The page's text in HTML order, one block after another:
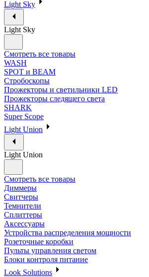
Light Sky
Light Sky
Смотреть все товары
WASH
SPOT и BEAM
Стробоскопы
Прожекторы и светильники LED
Прожекторы следящего света
SHARK
Super Scope
Light Union
Light Union
Смотреть все товары
Диммеры
Свитчеры
Темнители
Сплиттеры
Аксессуары
Устройства распределения мощности
Розеточные коробки
Пульты управления светом
Блоки контроля питание
Look Solutions